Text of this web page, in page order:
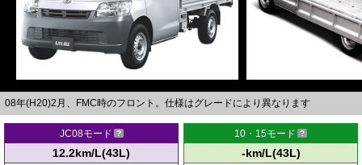
08年(H20)2月、FMC時のフロント。仕様はグレードにより異なります
JC08モード
12.2km/L(43L)
10・15モード
-km/L(43L)